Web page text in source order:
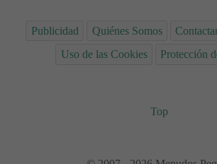
Publicidad Quiénes Somos
Uso de las Cookies
Protección
Top